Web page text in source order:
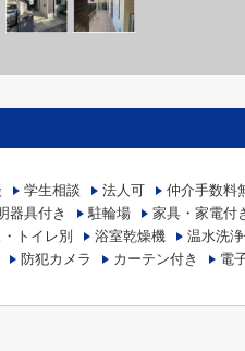
学生相談 法人可 仲介手数料
器具付き 駐輪場 家具・家電付
トイレ別 浴室乾燥機 温水洗
防犯カメラ カーテン付き 電